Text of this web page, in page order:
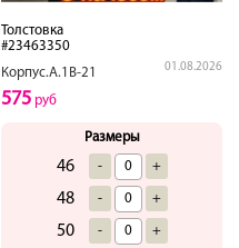
Толстовка
#23463350
Корпус.А.1В-21
01.08.2026
575 руб
Размеры
46 - +
48 - +
50 - +